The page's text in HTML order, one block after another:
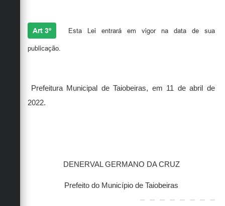
Art 3º Esta Lei entrará em vigor na data de sua
publicação.
Prefeitura Municipal de Taiobeiras, em 11 de abril de
2022.
DENERVAL GERMANO DA CRUZ
Prefeito do Município de Taiobeiras